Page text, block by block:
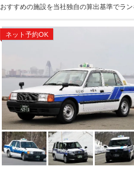
おすすめの施設を当社独自の算出基準でラ
ネット予約OK